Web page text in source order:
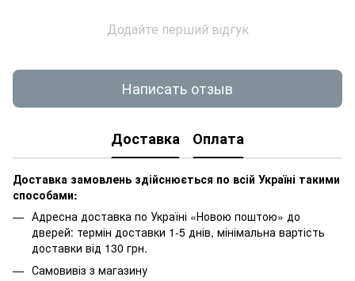
Додайте перший відгук
Написать отзыв
Доставка Оплата
Доставка замовлень здійснюється по всій Україні такими
способами:
Адресна доставка по Україні «Новою поштою» до
дверей: термін доставки 1-5 днів, мінімальна вартість
доставки від 130 грн.
Самовивіз з магазину